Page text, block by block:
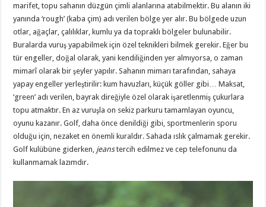
marifet, topu sahanın düzgün çimli alanlarına atabilmektir. Bu alanın iki
yanında ‘rough’ (kaba çim) adı verilen bölge yer alır. Bu bölgede uzun
otlar, ağaçlar, çalılıklar, kumlu ya da topraklı bölgeler bulunabilir.
Buralarda vuruş yapabilmek için özel teknikleri bilmek gerekir. Eğer bu
tür engeller, doğal olarak, yani kendiliğinden yer almıyorsa, o zaman
mimarî olarak bir şeyler yapılır. Sahanın mimarı tarafından, sahaya
yapay engeller yerleştirilir: kum havuzları, küçük göller gibi… Maksat,
‘green’ adı verilen, bayrak direğiyle özel olarak işaretlenmiş çukurlara
topu atmaktır. En az vuruşla on sekiz parkuru tamamlayan oyuncu,
oyunu kazanır. Golf, daha önce denildiği gibi, sportmenlerin sporu
olduğu için, nezaket en önemli kuraldır. Sahada ıslık çalmamak gerekir.
Golf kulübüne giderken, jeanstercih edilmez ve cep telefonunu da
kullanmamak lazımdır.